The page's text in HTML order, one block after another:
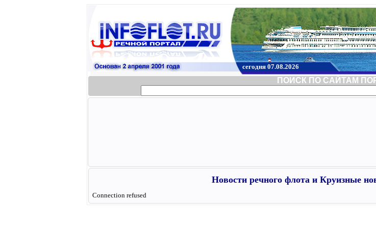
сегодня 07.08.2026
ПОИСК ПО САЙТАМ
Новости речного флота и Круизные
Connection refused